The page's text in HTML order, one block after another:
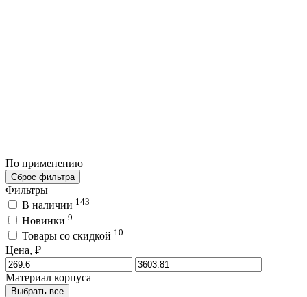
По применению
Сброс фильтра
Фильтры
В наличии 143
Новинки 9
Товары со скидкой 10
Цена, ₽
Материал корпуса
Выбрать все